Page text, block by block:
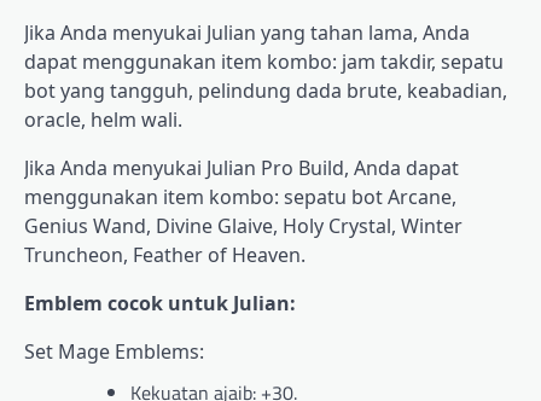
Jika Anda menyukai Julian yang tahan lama, Anda
dapat menggunakan item kombo: jam takdir, sepatu
bot yang tangguh, pelindung dada brute, keabadian,
oracle, helm wali.
Jika Anda menyukai Julian Pro Build, Anda dapat
menggunakan item kombo: sepatu bot Arcane,
Genius Wand, Divine Glaive, Holy Crystal, Winter
Truncheon, Feather of Heaven.
Emblem cocok untuk Julian:
Set Mage Emblems:
Kekuatan ajaib: +30.